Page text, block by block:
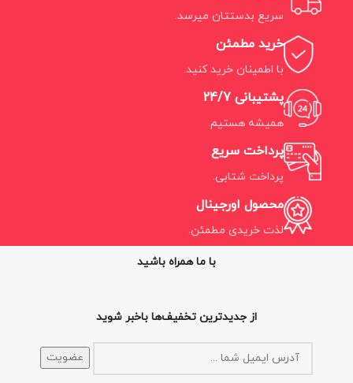
سریع بدستتان میرسد.
خرید مطمئن
با اطمینان خرید کنید.
پشتیبانی 24/7
همیشه هستیم.
پرداخت سریع
پرداخت شتابی.
محصول اورجینال
لذت خریدی مطمئن.
با ما همراه باشید
از جدیدترین تخفیف‌ها باخبر شوید